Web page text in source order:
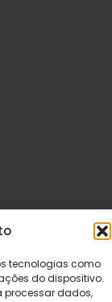
tecnologias como
do dispositivo.
processar dados,